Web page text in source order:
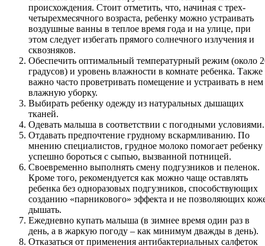
происхождения. Стоит отметить, что, начиная с трех-
четырехмесячного возраста, ребенку можно устраивать
воздушные ванны в теплое время года и на улице, при
этом следует избегать прямого солнечного излучения и
сквозняков.
Обеспечить оптимальный температурный режим (около
градусов) и уровень влажности в комнате ребенка. Также
важно часто проветривать помещение и устраивать в нем
влажную уборку.
Выбирать ребенку одежду из натуральных дышащих
тканей.
Одевать малыша в соответствии с погодными условиями.
Отдавать предпочтение грудному вскармливанию. По
мнению специалистов, грудное молоко помогает ребенку
успешно бороться с сыпью, вызванной потницей.
Своевременно выполнять смену подгузников и пеленок.
Кроме того, рекомендуется как можно чаще оставлять
ребенка без одноразовых подгузников, способствующих
созданию «парникового» эффекта и не позволяющих
дышать.
Ежедневно купать малыша (в зимнее время один раз в
день, а в жаркую погоду – как минимум дважды в день).
Отказаться от применения антибактериальных салфеток